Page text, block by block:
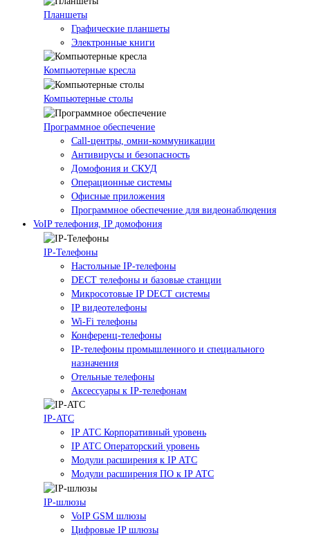
Планшеты
Графические планшеты
Электронные книги
Компьютерные кресла
Компьютерные столы
Программное обеспечение
Call-центры, омни-коммуникации
Антивирусы и безопасность
Домофония и СКУД
Операционные системы
Офисные приложения
Программное обеспечение для видеонаблюдения
VoIP телефония, IP домофония
IP-Телефоны
Настольные IP-телефоны
DECT телефоны и базовые станции
Микросотовые IP DECT системы
IP видеотелефоны
Wi-Fi телефоны
Конференц-телефоны
IP-телефоны промышленного и специального
назначения
Отельные телефоны
Аксессуары к IP-телефонам
IP-ATC
IP АТС Корпоративный уровень
IP АТС Операторский уровень
Модули расширения к IP АТС
Модули расширения ПО к IP АТС
IP-шлюзы
VoIP GSM шлюзы
Цифровые IP шлюзы